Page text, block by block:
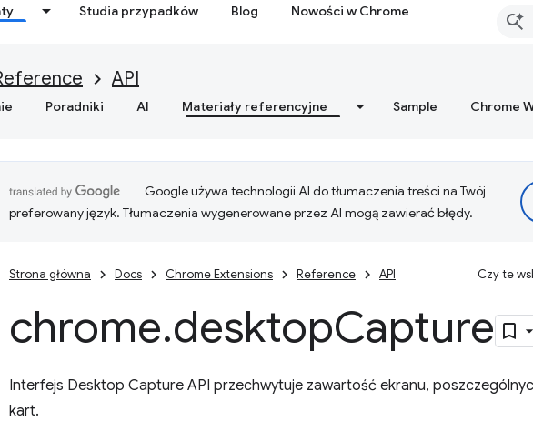
Studia przypadków Blog Nowości w Chrome
API
Poradniki AI Materiały referencyjne Sample Chrome
Google używa technologii AI do tłumaczenia treści na Twój
preferowany język. Tłumaczenia wygenerowane przez AI mogą zawierać błędy.
Strona główna Docs Chrome Extensions Reference API Czy te
chrome.desktopCapture
Interfejs Desktop Capture API przechwytuje zawartość ekranu,
kart.